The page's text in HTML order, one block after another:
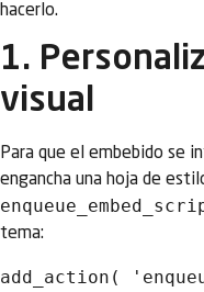
hacerlo.
1.
visual
Para que el embebido se
engancha una hoja de
tema:
add_action(